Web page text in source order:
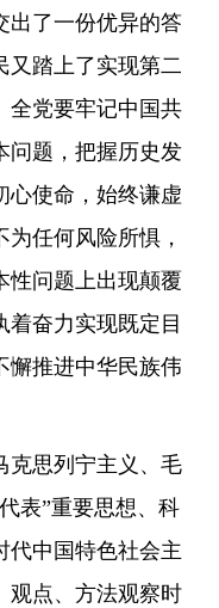
出了一份优异的答
又踏上了实现第二
全党要牢记中国共
问题，把握历史发
心使命，始终谦虚
任何风险所惧，
性问题上出现颠覆
奋力实现既定目
懈推进中华民族伟
克思列宁主义、毛
表”重要思想、科
代中国特色社会主
观点、方法观察时